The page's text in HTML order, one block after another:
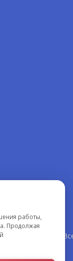
ассоциаций.
работы,
Продолжая